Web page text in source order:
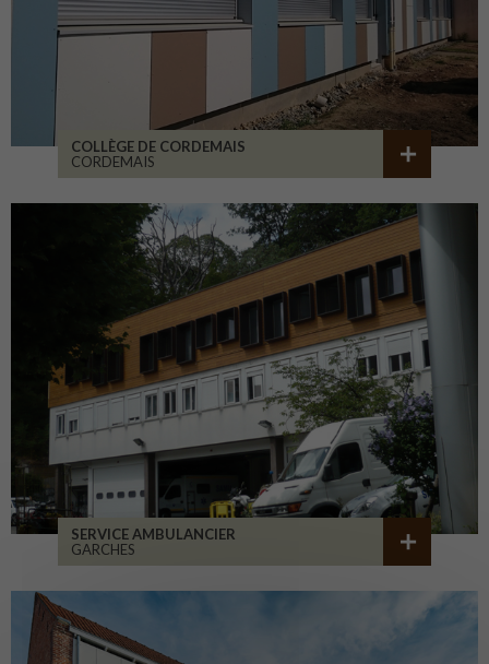
COLLÈGE DE CORDEMAIS
CORDEMAIS
SERVICE AMBULANCIER
GARCHES